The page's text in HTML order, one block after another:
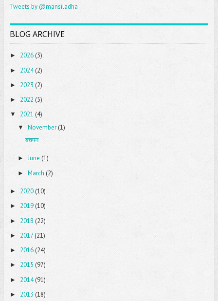
Tweets by @mansiladha
BLOG ARCHIVE
► 2026 (3)
► 2024 (2)
► 2023 (2)
► 2022 (5)
▼ 2021 (4)
▼ November (1)
बचपन
► June (1)
► March (2)
► 2020(10)
► 2019 (10)
► 2018 (22)
► 2017(21)
► 2016 (24)
► 2015 (97)
► 2014(91)
► 2013 (18)